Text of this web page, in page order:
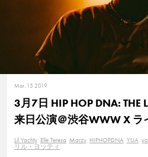
Mar. 15 2019
3月7日 HIP HOP DNA: THE
来日公演＠渋谷WWW X ラ
Lil Yachty Elle Teresa Marzy HIPHOPDNA YUA
リル・ヨッティ